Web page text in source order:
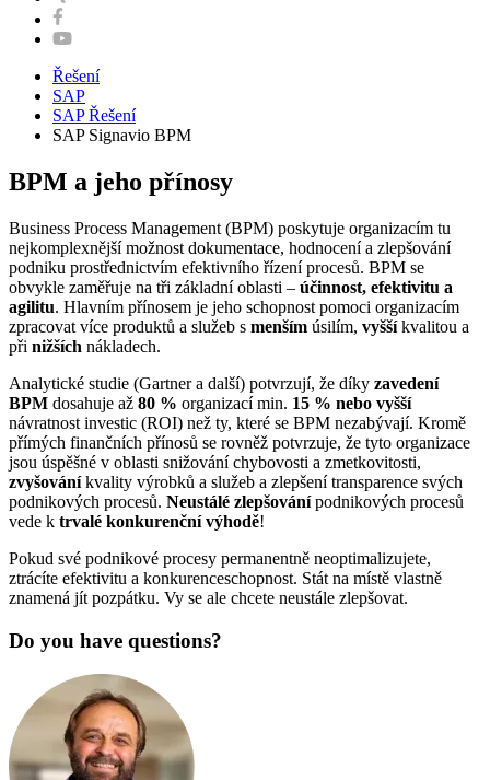
Řešení
SAP
SAP Řešení
SAP Signavio BPM
BPM a jeho přínosy
Business Process Management (BPM) poskytuje organizacím tu
nejkomplexnější možnost dokumentace, hodnocení a zlepšování
podniku prostřednictvím efektivního řízení procesů. BPM se
obvykle zaměřuje na tři základní oblasti – účinnost, efektivitu a
agilitu. Hlavním přínosem je jeho schopnost pomoci organizacím
zpracovat více produktů a služeb s menším úsilím, vyššíkvalitou a
při nižších nákladech.
Analytické studie (Gartner a další) potvrzují, že díky zavedení
BPM dosahuje až 80 % organizací min. 15 % nebo vyšší
návratnost investic (ROI) než ty, které se BPM nezabývají. Kromě
přímých finančních přínosů se rovněž potvrzuje, že tyto organizace
jsou úspěšné v oblasti snižování chybovosti a zmetkovitosti,
zvyšováníkvality výrobků a služeb a zlepšení transparence svých
podnikových procesů. Neustálé zlepšovánípodnikových procesů
vede k trvalé konkurenční výhodě!
Pokud své podnikové procesy permanentně neoptimalizujete,
ztrácíte efektivitu a konkurenceschopnost. Stát na místě vlastně
znamená jít pozpátku. Vy se ale chcete neustále zlepšovat.
Do you have questions?